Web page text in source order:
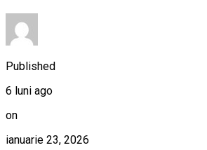
Published
6 luni ago
on
ianuarie 23, 2026